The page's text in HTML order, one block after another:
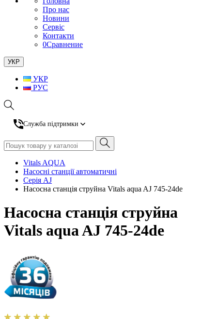
Про нас
Новини
Сервіс
Контакти
0Сравнение
УКР
УКР
РУС
Служба підтримки
Vitals AQUA
Насосні станції автоматичні
Серія AJ
Насосна станція струйна Vitals aqua AJ 745-24de
Насосна станція струйна
Vitals aqua AJ 745-24de